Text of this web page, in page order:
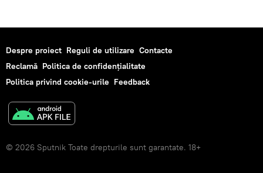
Despre proiect Reguli de utilizare Contacte
Reclamă Politica de confidențialitate
Politica privind cookie-urile Feedback
© 2026 Sputnik Toate drepturile sunt garantate. 18+